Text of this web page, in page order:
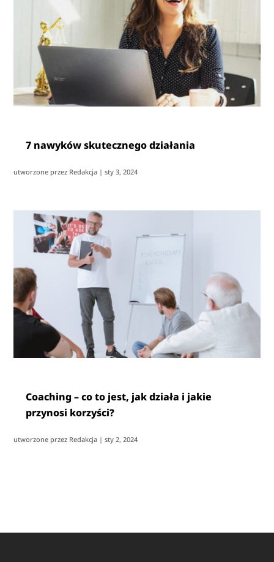
7 nawyków skutecznego działania
utworzone przez Redakcja |sty 3, 2024
Coaching – co to jest, jak działa i jakie
przynosi korzyści?
utworzone przez Redakcja |sty 2, 2024